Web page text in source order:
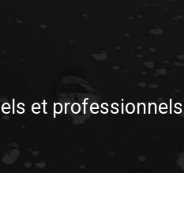
et professionnels